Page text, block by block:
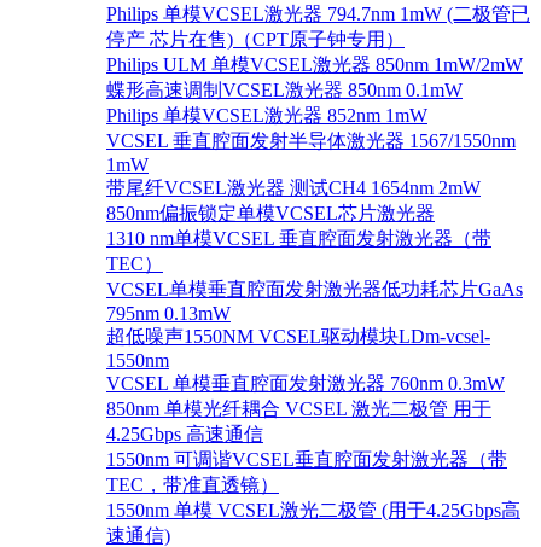
Philips 单模VCSEL激光器 794.7nm 1mW (二极管已
停产 芯片在售)（CPT原子钟专用）
Philips ULM 单模VCSEL激光器 850nm 1mW/2mW
蝶形高速调制VCSEL激光器 850nm 0.1mW
Philips 单模VCSEL激光器 852nm 1mW
VCSEL 垂直腔面发射半导体激光器 1567/1550nm
1mW
带尾纤VCSEL激光器 测试CH4 1654nm 2mW
850nm偏振锁定单模VCSEL芯片激光器
1310 nm单模VCSEL 垂直腔面发射激光器（带
TEC）
VCSEL单模垂直腔面发射激光器低功耗芯片GaAs
795nm 0.13mW
超低噪声1550NM VCSEL驱动模块LDm-vcsel-
1550nm
VCSEL 单模垂直腔面发射激光器 760nm 0.3mW
850nm 单模光纤耦合 VCSEL 激光二极管 用于
4.25Gbps 高速通信
1550nm 可调谐VCSEL垂直腔面发射激光器（带
TEC，带准直透镜）
1550nm 单模 VCSEL激光二极管 (用于4.25Gbps高
速通信)